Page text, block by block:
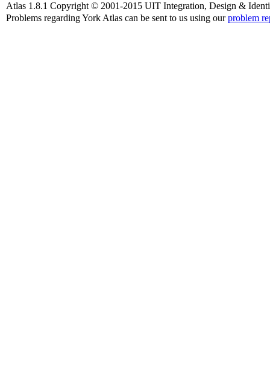
Atlas 1.8.1 Copyright © 2001-2015 UIT Integration, Design &
Problems regarding York Atlas can be sent to us using ourproblem